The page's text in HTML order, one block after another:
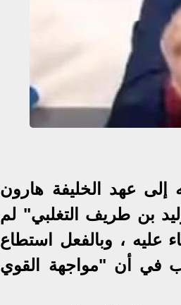
إلى عهد الخليفة هارون
بن طريف التغلبي" لم
عليه ، وبالفعل استطاع
في أن "مواجهة القوي